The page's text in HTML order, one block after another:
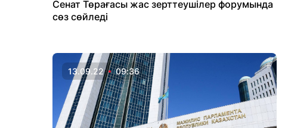
Сенат Төрағасы жас зерттеушілер форумында
сөз сөйледі
13.09.22 09:36